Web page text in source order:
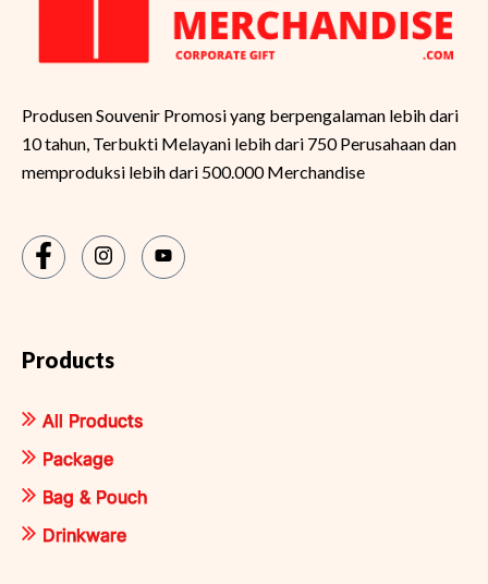
Produsen Souvenir Promosi yang berpengalaman lebih dari
10 tahun, Terbukti Melayani lebih dari 750 Perusahaan dan
memproduksi lebih dari 500.000 Merchandise
Products
All Products
Package
Bag & Pouch
Drinkware